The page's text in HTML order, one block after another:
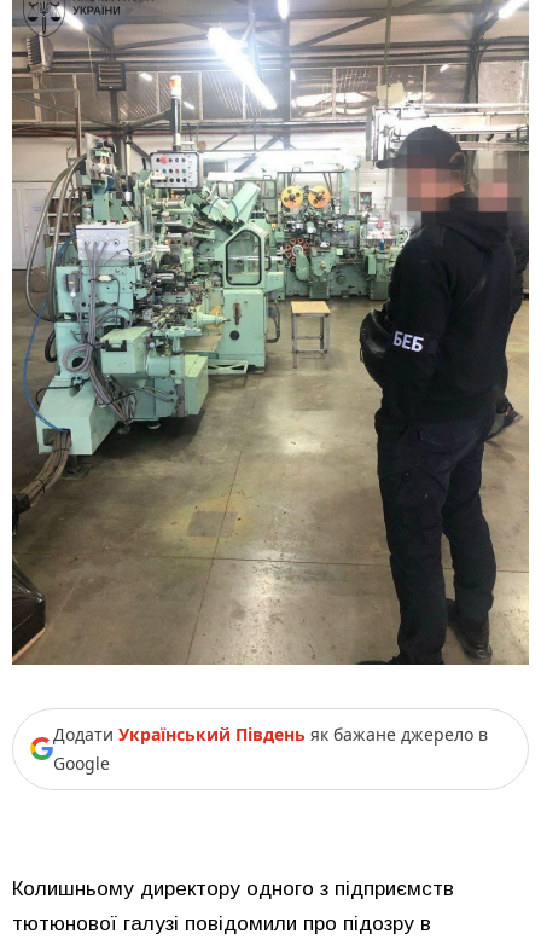
Додати Український Південь як бажане джерело в
Google
Колишньому директору одного з підприємств
тютюнової галузі повідомили про підозру в